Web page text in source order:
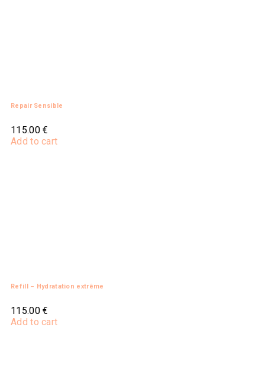
Repair Sensible
115.00€
Add to cart
Refill – Hydratation extrême
115.00€
Add to cart